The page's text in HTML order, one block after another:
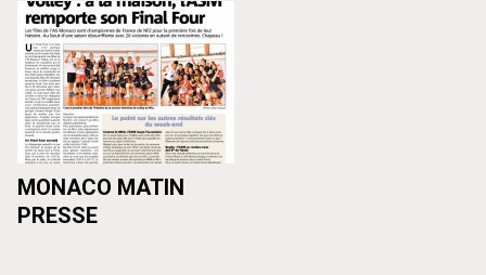
MONACO MATIN
PRESSE